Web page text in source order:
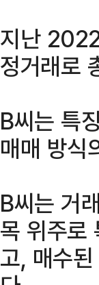
지난
정거래로
B씨는 특
매매 방식
B씨는 거
목 위주로
고, 매수